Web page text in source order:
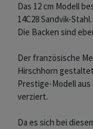
Das 12 cm Modell
14C28 Sandvik-
Die Backen sind
Der französische
Hirschhorn
Prestige-Modell
verziert.
Da es sich bei